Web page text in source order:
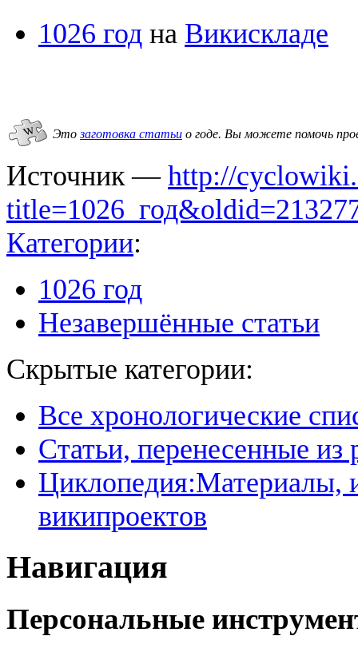
1026 год на Викискладе
Этозаготовка статьи о годе. Вы можете помочь
Источник — http://
Категории:
1026 год
Незавершённые статьи
Скрытые категории:
Все хронологические
Статьи, перенесенные из
Циклопедия:Материалы,
википроектов
Навигация
Персональные